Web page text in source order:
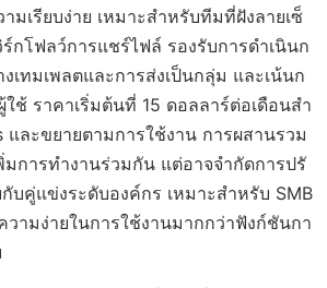
มเรียบง่าย เหมาะสำหรับทีมที่ฝังลายเซ็
กโฟลว์การแชร์ไฟล์ รองรับการดำเนินก
เทมเพลตและการส่งเป็นกลุ่ม และเน้นก
ช้ ราคาเริ่มต้นที่ 15 ดอลลาร์ต่อเดือนสำ
และขยายตามการใช้งาน การผสานรวม
การทำงานร่วมกัน แต่อาจจำกัดการปรั
บคู่แข่งระดับองค์กร เหมาะสำหรับ SMB
ามง่ายในการใช้งานมากกว่าฟังก์ชันกา